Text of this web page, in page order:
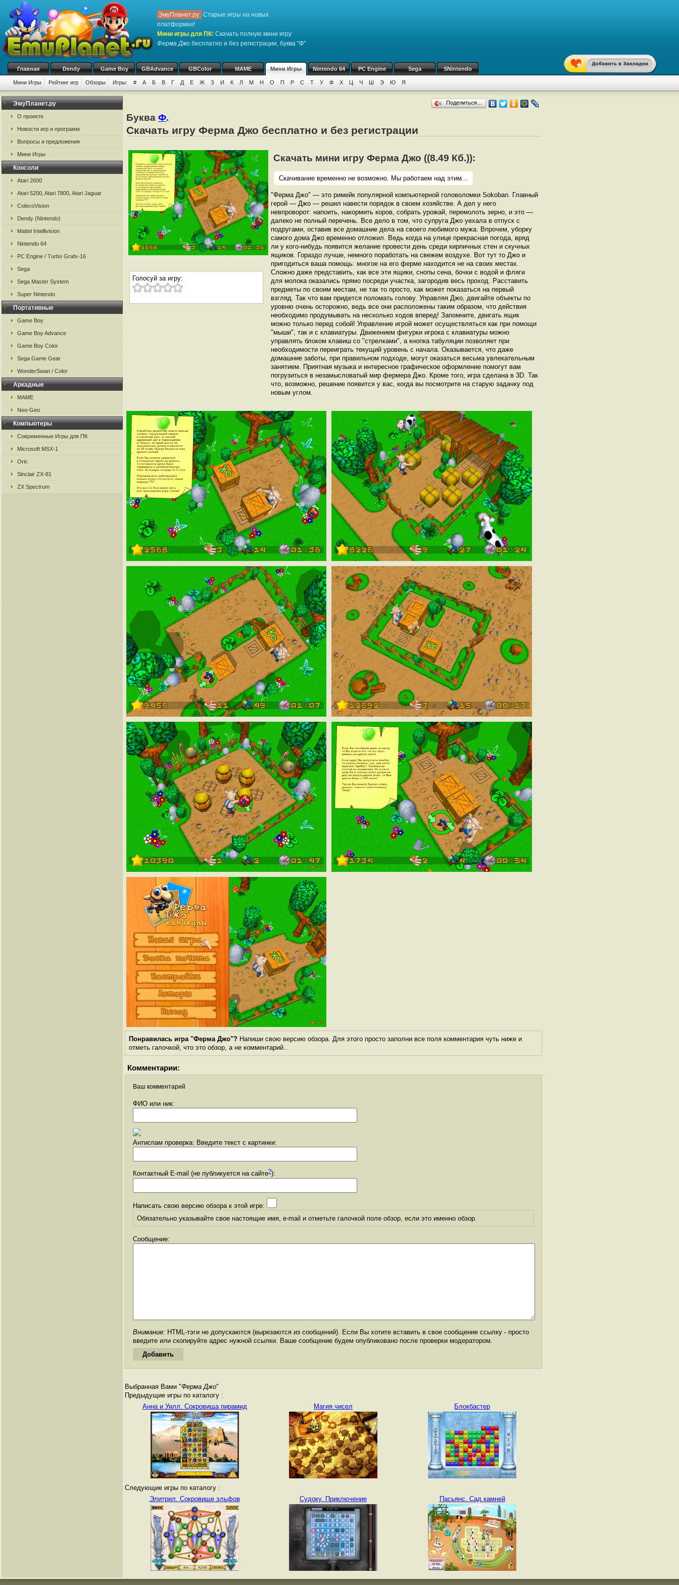
ЭмуПланет.ру: Старые игры на новых
платформах!
Мини игры для ПК: Скачать полную мини игру
Ферма Джо бесплатно и без регистрации, буква "Ф"
Главная Dendy Game Boy GBAdvance GBColor MAME Мини Игры Nintendo 64 PC Engine Sega SNintendo
Мини Игры Рейтинг игр Обзоры Игры: # А Б В Г Д Е Ж З И К Л М Н О П Р С Т У Ф Х Ц Ч Ш Э Ю Я
ЭмуПланет.ру
О проекте
Новости игр и программ
Вопросы и предложения
Мини Игры
Консоли
Atari 2600
Atari 5200, Atari 7800, Atari Jaguar
ColecoVision
Dendy (Nintendo)
Mattel Intellivision
Nintendo 64
PC Engine / Turbo Grafx-16
Sega
Sega Master System
Super Nintendo
Портативные
Game Boy
Game Boy Advance
Game Boy Color
Sega Game Gear
WonderSwan / Color
Аркадные
MAME
Neo-Geo
Компьютеры
Современные Игры для ПК
Microsoft MSX-1
Oric
Sinclair ZX-81
ZX Spectrum
Поделиться…
Буква Ф.
Скачать игру Ферма Джо бесплатно и без регистрации
Голосуй за игру:
Скачать мини игру Ферма Джо ((8.49 Кб.)):
Скачивание временно не возможно. Мы работаем над этим...
"Ферма Джо" — это римейк популярной компьютерной головоломки Sokoban. Главный
герой — Джо — решил навести порядок в своем хозяйстве. А дел у него
невпроворот: напоить, накормить коров, собрать урожай, перемолоть зерно, и это —
далеко не полный перечень. Все дело в том, что супруга Джо уехала в отпуск с
подругами, оставив все домашние дела на своего любимого мужа. Впрочем, уборку
самого дома Джо временно отложил. Ведь когда на улице прекрасная погода, вряд
ли у кого-нибудь появится желание провести день среди кирпичных стен и скучных
ящиков. Гораздо лучше, немного поработать на свежем воздухе. Вот тут то Джо и
пригодиться ваша помощь: многое на его ферме находится не на своих местах.
Сложно даже представить, как все эти ящики, снопы сена, бочки с водой и фляги
для молока оказались прямо посреди участка, загородив весь проход. Расставить
предметы по своим местам, не так то просто, как может показаться на первый
взгляд. Так что вам придется поломать голову. Управляя Джо, двигайте объекты по
уровню очень осторожно, ведь все они расположены таким образом, что действия
необходимо продумывать на несколько ходов вперед! Запомните, двигать ящик
можно только перед собой! Управление игрой может осуществляться как при помощи
"мыши", так и с клавиатуры. Движением фигурки игрока с клавиатуры можно
управлять блоком клавиш со "стрелками", а кнопка табуляции позволяет при
необходимости переиграть текущий уровень с начала. Оказывается, что даже
домашние заботы, при правильном подходе, могут оказаться весьма увлекательным
занятием. Приятная музыка и интересное графическое оформление помогут вам
погрузиться в незамысловатый мир фермера Джо. Кроме того, игра сделана в 3D. Так
что, возможно, решение появится у вас, когда вы посмотрите на старую задачку под
новым углом.
Понравилась игра "Ферма Джо"? Напиши свою версию обзора. Для этого просто заполни все поля комментария чуть ниже и
отметь галочкой, что это обзор, а не комментарий..
Комментарии:
Ваш комментарий
ФИО или ник:
Антиспам проверка: Введите текст с картинки:
Контактный E-mail (не публикуется на сайте?):
Написать свою версию обзора к этой игре:
Обязательно указывайте свое настоящие имя, e-mail и отметьте галочкой поле обзор, если это именно обзор.
Сообщение:
Внимание: HTML-тэги не допускаются (вырезаются из сообщений). Если Вы хотите вставить в свое сообщение ссылку - просто
введите или скопируйте адрес нужной ссылки. Ваше сообщение будем опубликовано после проверки модератором.
Выбранная Вами "Ферма Джо"
Предыдущие игры по каталогу :
Анна и Уилл. Сокровища пирамид
Магия чисел Блокбастер
Следующие игры по каталогу :
Элитрил. Сокровище эльфов
Судоку. Приключение Пасьянс. Сад камней